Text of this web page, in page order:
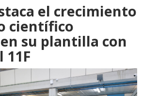
el crecimiento
científico
su plantilla con